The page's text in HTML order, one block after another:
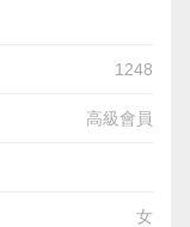
1248
高級會員
女